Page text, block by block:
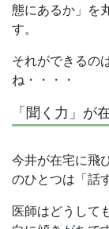
態にあるか」を
す。
それができるの
ね・・・・
「聞く力」が
今井が在宅に飛
のひとつは「話
医師はどうして